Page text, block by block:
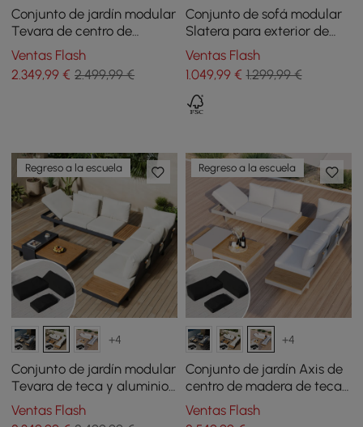
Conjunto de jardín modular
Tevara de centro de
madera de teca y aluminio
- gris con funda negra
Ventas Flash
2.349,99 € 2.499,99 €
Conjunto de sofá modular
Slatera para exterior de
acacia y aluminio en gris
oscuro
Ventas Flash
1.049,99€ 1.299,99 €
Regreso a la escuela
+4
Conjunto de jardín modular
Tevara de teca y aluminio
- marfil con funda negra
Ventas Flash
Regreso a la escuela
+4
Conjunto de jardín Axis de
centro de madera de teca
y aluminio - blanco cálido
con funda negra
Ventas Flash